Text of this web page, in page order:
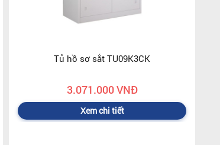
Tủ hồ sơ sắt TU09K3CK
3.071.000 VNĐ
Xem chi tiết